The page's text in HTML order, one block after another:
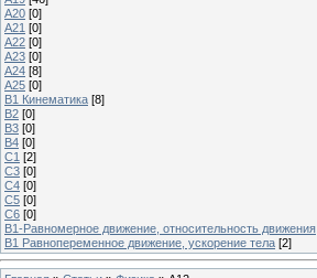
A20 [0]
A21 [0]
A22 [0]
A23 [0]
A24 [8]
A25 [0]
B1 Кинематика [8]
B2 [0]
B3 [0]
B4 [0]
C1 [2]
C3 [0]
C4 [0]
C5 [0]
C6 [0]
В1-Равномерное движение, относительность движения
В1 Равнопеременное движение, ускорение тела [2]